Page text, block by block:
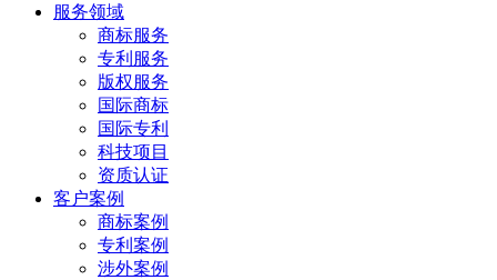
服务领域
商标服务
专利服务
版权服务
国际商标
国际专利
科技项目
资质认证
客户案例
商标案例
专利案例
涉外案例